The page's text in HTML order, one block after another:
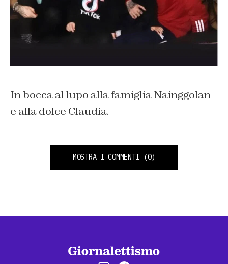
In bocca al lupo alla famiglia Nainggolan
e alla dolce Claudia.
MOSTRA I COMMENTI (0)